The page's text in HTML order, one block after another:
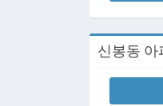
신봉동 아